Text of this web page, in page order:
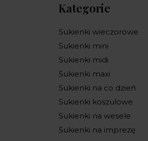
Kategorie
Sukienki wieczorowe
Sukienki mini
Sukienki midi
Sukienki maxi
Sukienki na co dzień
Sukienki koszulowe
Sukienki na wesele
Sukienki na imprezę